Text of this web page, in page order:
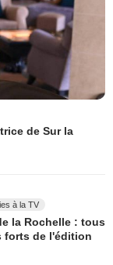
de Sur la
à la TV
la Rochelle : tous
forts de l'édition